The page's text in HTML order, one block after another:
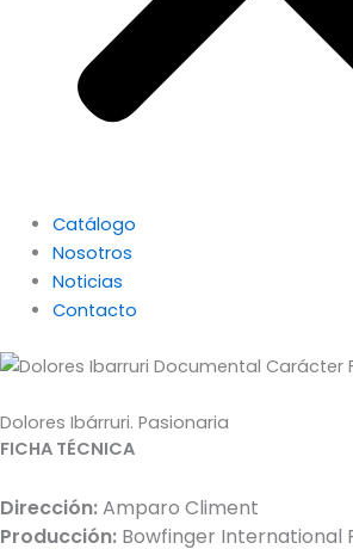
Catálogo
Nosotros
Noticias
Contacto
Dolores Ibárruri. Pasionaria
FICHA TÉCNICA
Dirección:Amparo Climent
Producción: Bowfinger International